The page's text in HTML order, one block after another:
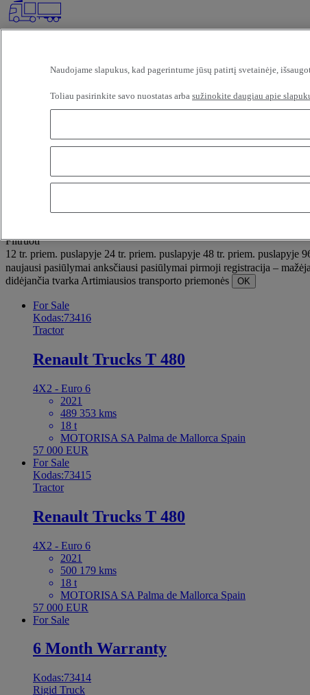
OK
Filtruoti
12 tr. priem. puslapyje 24 tr. priem. puslapyje 48 tr. priem. puslapyje
naujausi pasiūlymai anksčiausi pasiūlymai pirmoji registracija –
didėjančia tvarka Artimiausios transporto priemonės OK
For Sale
Kodas:73416
Tractor
Renault Trucks T 480
4X2 - Euro 6
2021
489 353 kms
18 t
MOTORISA SA Palma de Mallorca Spain
57 000 EUR
For Sale
Kodas:73415
Tractor
Renault Trucks T 480
4X2 - Euro 6
2021
500 179 kms
18 t
MOTORISA SA Palma de Mallorca Spain
57 000 EUR
For Sale
6 Month Warranty
Kodas:73414
Rigid Truck
Naudojame slapukus, kad pagerintume jūsų patirtį svetainėje,
Toliau pasirinkite savo nuostatas arba sužinokite daugiau apie